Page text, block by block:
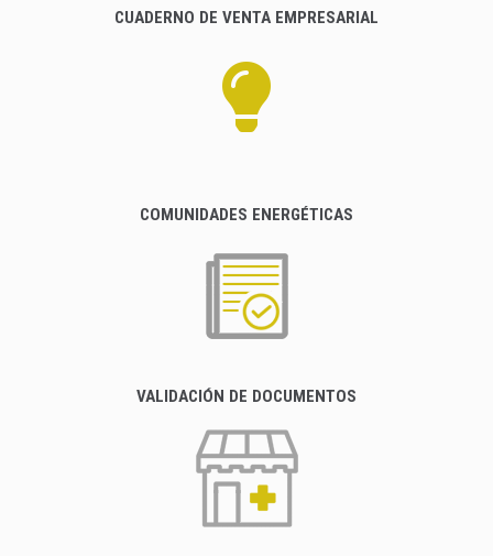
CUADERNO DE VENTA EMPRESARIAL
COMUNIDADES ENERGÉTICAS
VALIDACIÓN DE DOCUMENTOS